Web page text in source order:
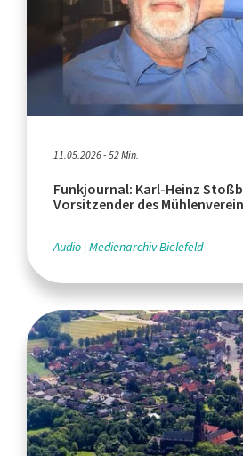
11.05.2026 - 52 Min.
Funkjournal: Karl-Heinz
Vorsitzender des
Audio Medienarchiv Bielefeld